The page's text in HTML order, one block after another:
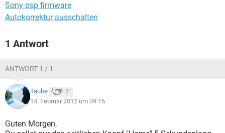
Sony psp firmware
Autokorrektur ausschalten
1 Antwort
ANTWORT 1 / 1
Taube 21
14. Februar 2012 um 09:16
Guten Morgen,